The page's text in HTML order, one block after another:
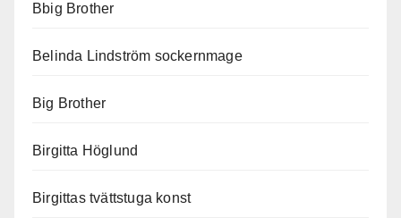
Bbig Brother
Belinda Lindström sockernmage
Big Brother
Birgitta Höglund
Birgittas tvättstuga konst